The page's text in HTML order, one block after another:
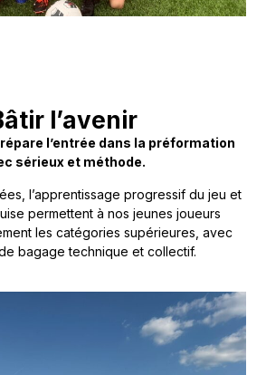
l’avenir
l’entrée dans la préformation
sérieux et méthode.
l’apprentissage progressif du jeu et
permettent à nos jeunes joueurs
les catégories supérieures, avec
bagage technique et collectif.